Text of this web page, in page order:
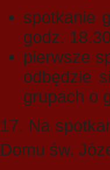
spotkanie
godz.
pierwsze
odbędzie
grupach o
17. Na
Domu św.